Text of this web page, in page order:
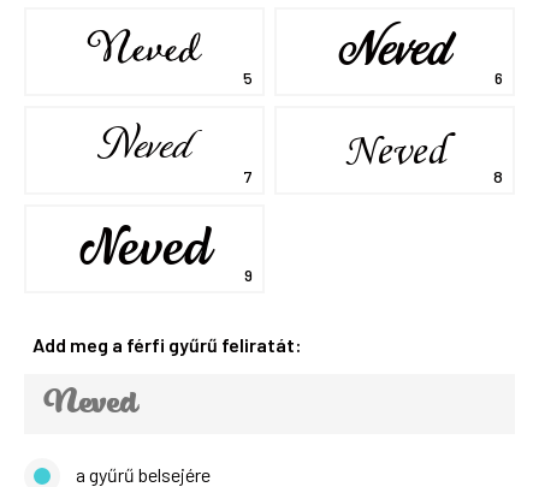
Neved Neved
Neved Neved
Neved
Add meg a férfi gyűrű feliratát:
a gyűrű belsejére